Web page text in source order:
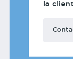
la